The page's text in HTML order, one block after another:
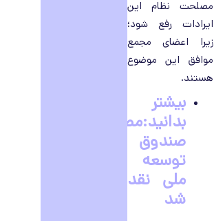
مصلحت نظام این
ایرادات رفع شود؛
زیرا اعضای مجمع
موافق این موضوع
هستند.
بیشتر
بدانید:مطالبات
صندوق
توسعه
ملی نقد
شد